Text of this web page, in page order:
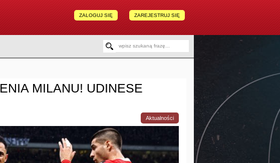
ZAREJESTRUJ SIĘ
ZALOGUJ SIĘ
MILANU! UDINESE
Aktualności